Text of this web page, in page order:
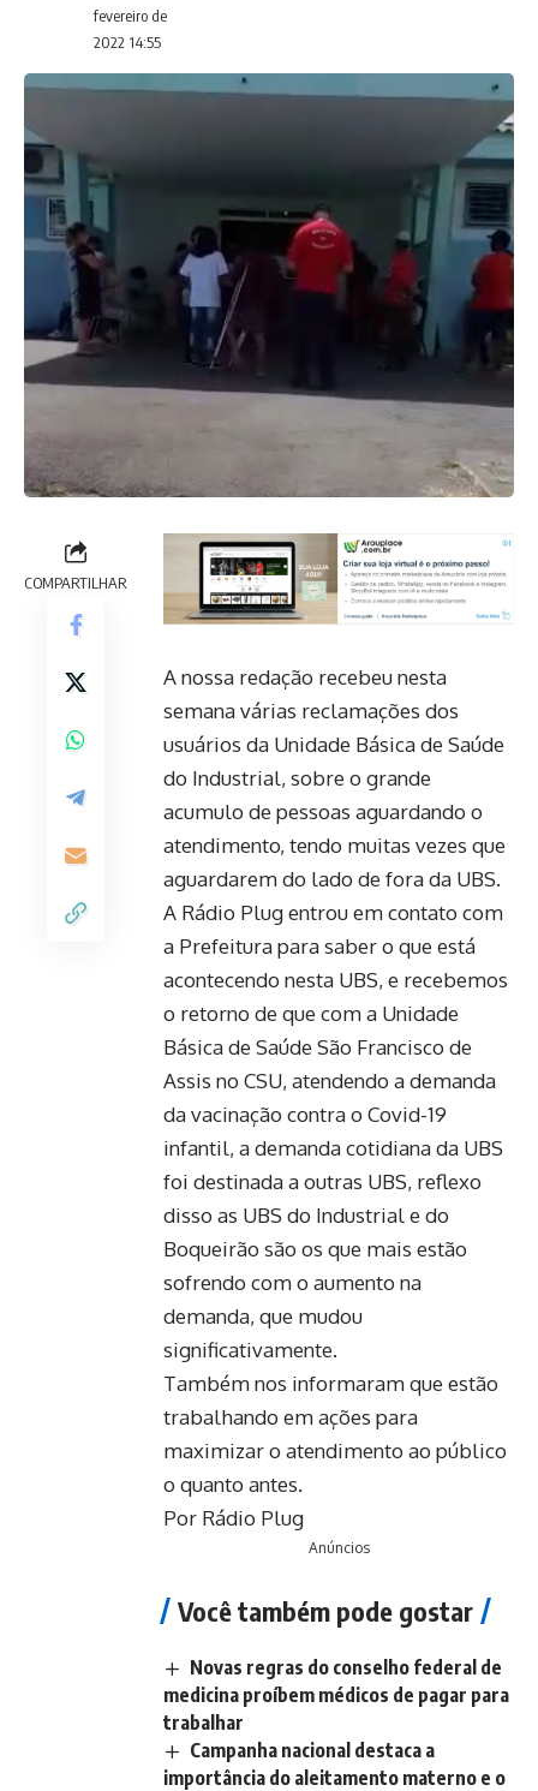
fevereiro de
2022 14:55
COMPARTILHAR
A nossa redação recebeu nesta
semana várias reclamações dos
usuários da Unidade Básica de Saúde
do Industrial, sobre o grande
acumulo de pessoas aguardando o
atendimento, tendo muitas vezes que
aguardarem do lado de fora da UBS.
A Rádio Plug entrou em contato com
a Prefeitura para saber o que está
acontecendo nesta UBS, e recebemos
o retorno de que com a Unidade
Básica de Saúde São Francisco de
Assis no CSU, atendendo a demanda
da vacinação contra o Covid-19
infantil, a demanda cotidiana da UBS
foi destinada a outras UBS, reflexo
disso as UBS do Industrial e do
Boqueirão são os que mais estão
sofrendo com o aumento na
demanda, que mudou
significativamente.
Também nos informaram que estão
trabalhando em ações para
maximizar o atendimento ao público
o quanto antes.
Por Rádio Plug
Anúncios
Você também pode gostar
Novas regras do conselho federal de
medicina proíbem médicos de pagar para
trabalhar
Campanha nacional destaca a
importância do aleitamento materno e o